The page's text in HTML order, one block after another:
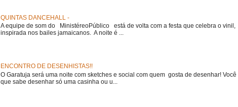
QUINTAS DANCEHALL -
A equipe de som do MinistéreoPúblico está de volta com a festa que celebra o vinil,
inspirada nos bailes jamaicanos. A noite é ...
ENCONTRO DE DESENHISTAS!!
O Garatuja será uma noite com sketches e social com quem gosta de desenhar! Você
que sabe desenhar só uma casinha ou u...